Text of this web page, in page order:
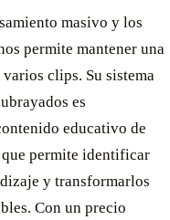
masivo y los
permite mantener una
clips. Su sistema
es
educativo de
que permite identificar
y transformarlos
Con un precio